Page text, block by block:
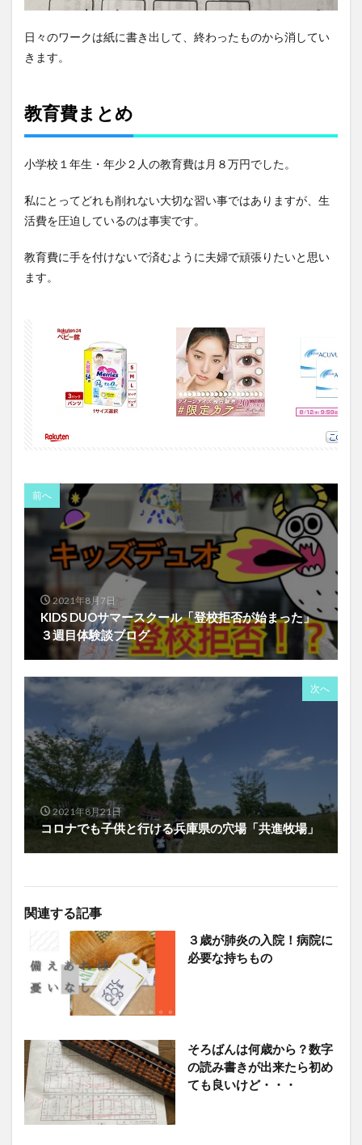
日々のワークは紙に書き出して、終わったものから消してい
きます。
教育費まとめ
小学校１年生・年少２人の教育費は月８万円でした。
私にとってどれも削れない大切な習い事ではありますが、生
活費を圧迫しているのは事実です。
教育費に手を付けないで済むように夫婦で頑張りたいと思い
ます。
前へ
2021年8月7日
KIDS DUOサマースクール「登校拒否が始まった」
３週目体験談ブログ
次へ
2021年8月21日
コロナでも子供と行ける兵庫県の穴場「共進牧場」
関連する記事
３歳が肺炎の入院！病院に
必要な持ちもの
そろばんは何歳から？数字
の読み書きが出来たら初め
ても良いけど・・・